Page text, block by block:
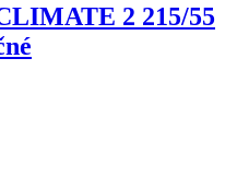
2 215/55